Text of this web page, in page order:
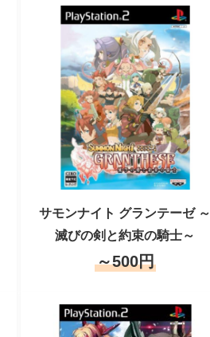
サモンナイト グランテーゼ ～
滅びの剣と約束の騎士～
～500円